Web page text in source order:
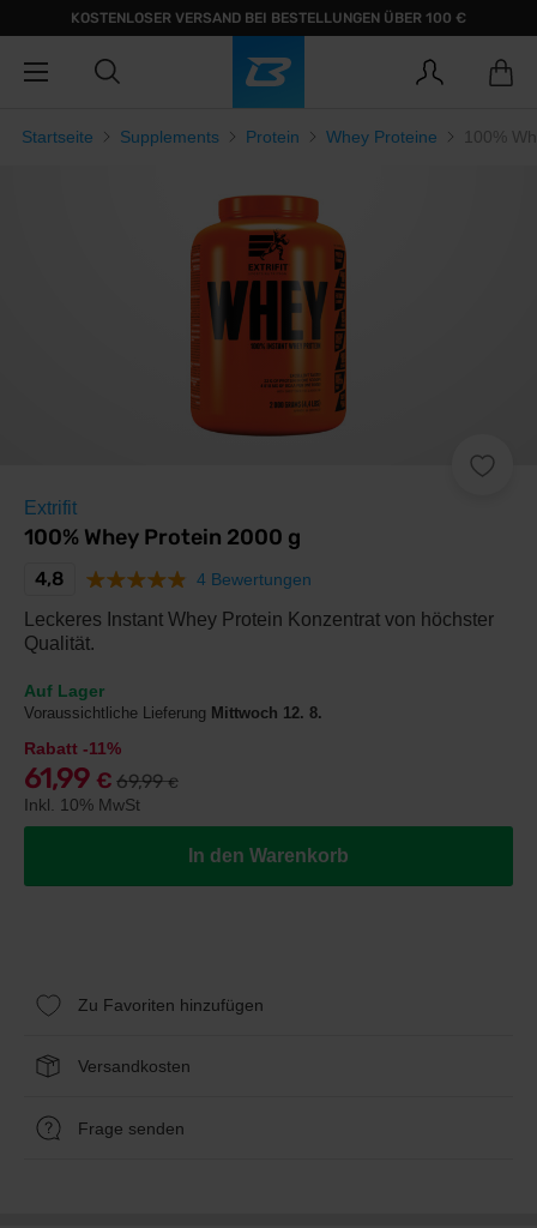
KOSTENLOSER VERSAND BEI BESTELLUNGEN ÜBER 100 €
Startseite Supplements Protein Whey Proteine 100%
Extrifit
100% Whey Protein 2000 g
4,8 4 Bewertungen
Leckeres Instant Whey Protein Konzentrat von höchster
Qualität.
Auf Lager
Voraussichtliche Lieferung Mittwoch 12. 8.
Rabatt -11%
61,99 € 69,99€
Inkl. 10% MwSt
In den Warenkorb
Zu Favoriten hinzufügen
Versandkosten
Frage senden